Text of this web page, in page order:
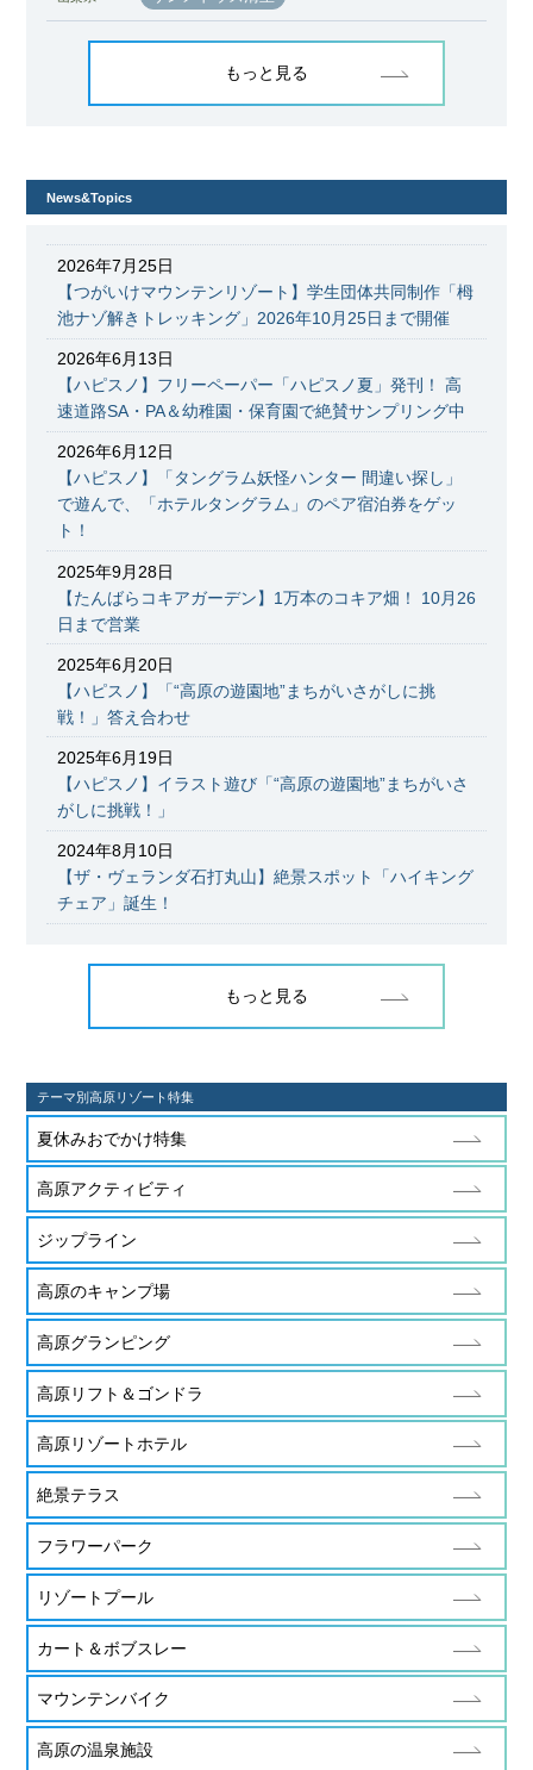
もっと見る
News&Topics
2026年7月25日
【つがいけマウンテンリゾート】学生団体共同制作「栂
池ナゾ解きトレッキング」2026年10月25日まで開催
2026年6月13日
【ハピスノ】フリーペーパー「ハピスノ夏」発刊！ 高
速道路SA・PA＆幼稚園・保育園で絶賛サンプリング中
2026年6月12日
【ハピスノ】「タングラム妖怪ハンター 間違い探し」
で遊んで、「ホテルタングラム」のペア宿泊券をゲッ
ト！
2025年9月28日
【たんばらコキアガーデン】1万本のコキア畑！ 10月26
日まで営業
2025年6月20日
【ハピスノ】「“高原の遊園地”まちがいさがしに挑
戦！」答え合わせ
2025年6月19日
【ハピスノ】イラスト遊び「“高原の遊園地”まちがいさ
がしに挑戦！」
2024年8月10日
【ザ・ヴェランダ石打丸山】絶景スポット「ハイキング
チェア」誕生！
もっと見る
テーマ別高原リゾート特集
夏休みおでかけ特集
高原アクティビティ
ジップライン
高原のキャンプ場
高原グランピング
高原リフト＆ゴンドラ
高原リゾートホテル
絶景テラス
フラワーパーク
リゾートプール
カート＆ボブスレー
マウンテンバイク
高原の温泉施設